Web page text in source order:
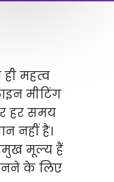
महत्व
मीटिंग
हर समय
नहीं है।
मूल्य हैं
के लिए